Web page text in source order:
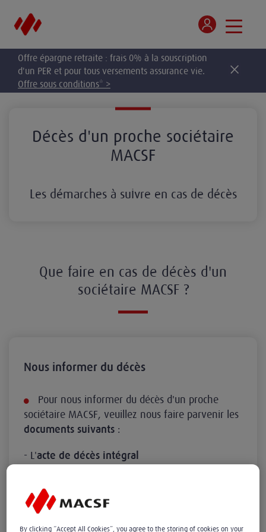
Offre épargne retraite : frais 0% à la souscription
d'un PER et pour tous versements assurance vie.
Offre sous conditions* >
Décès d'un proche sociétaire
MACSF
Les démarches à suivre en cas de décès
Que faire en cas de décès d'un
sociétaire MACSF ?
Nous informer du décès
Pour nous informer du décès d'un proche
sociétaire MACSF, veuillez nous faire parvenir les
documents suivants :
- L'acte de décès intégral
de la succession
- Lescoordonnées de la personne à contacter
Lespièces peuvent être envoyées:
By clicking “Accept All Cookies”, you agree to the storing of cookies on your